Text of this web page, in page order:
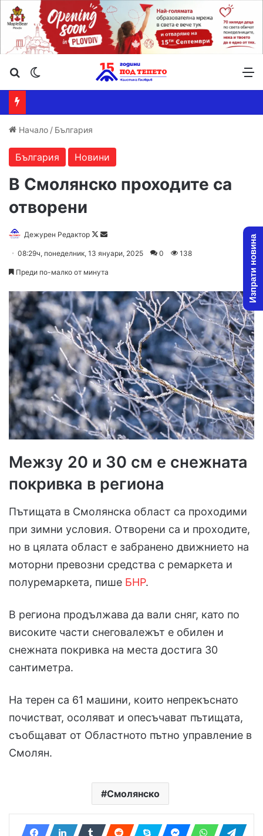
Търсене ...
Начало / България
България Новини
В Смолянско проходите са
отворени
Дежурен Редактор
Follow
Send
08:29ч, понеделник, 13 януари, 2025 0 138
Преди по-малко от минута
Межзу 20 и 30 см е снежната
покривка в региона
Пътищата в Смолянска област са проходими
при зимни условия. Отворени са и проходите,
но в цялата област е забранено движнието на
моторни превозни средства с ремаркета и
полуремаркета, пише БНР.
В региона продължава да вали сняг, като по
високите части снеговалежът е обилен и
снежната покривка на места достига 30
сантиметра.
На терен са 61 машини, които непрекъснато
почистват, осоляват и опесъчават пътищата,
съобщават от Областното пътно управление в
Смолян.
Смолянско
Изпрати новина